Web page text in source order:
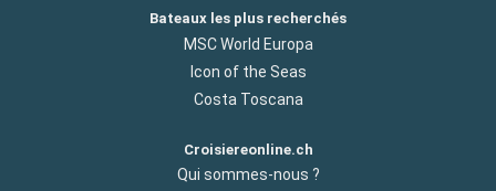
Bateaux les plus recherchés
MSC World Europa
Icon of the Seas
Costa Toscana
Croisiereonline.ch
Qui sommes-nous ?